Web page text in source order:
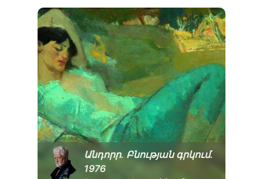
Անդորր. Բնության գրկում.
1976